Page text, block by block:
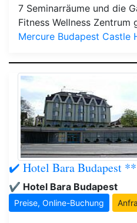
7 Seminarräume und die
Fitness Wellness Zentrum
Mercure Budapest Castle
✔️ Hotel Bara Budapest
✔️ Hotel Bara Budapest
Preise, Online-Buchung